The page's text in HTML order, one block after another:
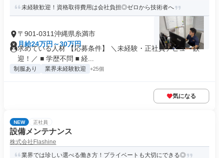
未経験歓迎！資格取得費用は会社負担◎ゼロから技術者へ
〒901-0311沖縄県糸満市
月給24万円～30万円
求めている人材 【応募条件】 ＼未経験・正社員デビュー歓
迎！／ ■ 学歴不問 ■ 経...
制服あり 業界未経験歓迎 +25個
気になる
NEW 正社員
設備メンテナンス
株式会社Flashine
業界では珍しい選べる働き方！プライベートも大切にできる◎